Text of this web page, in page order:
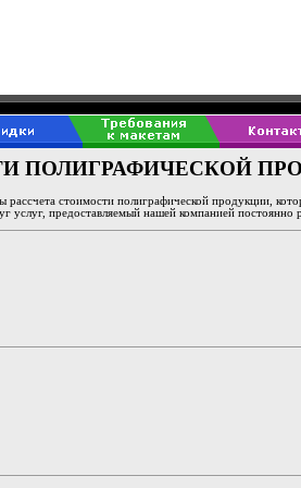
ПОЛИГРАФИЧЕСКОЙ
рассчета стоимости полиграфической продукции,
услуг, предоставляемый нашей компанией постоянно